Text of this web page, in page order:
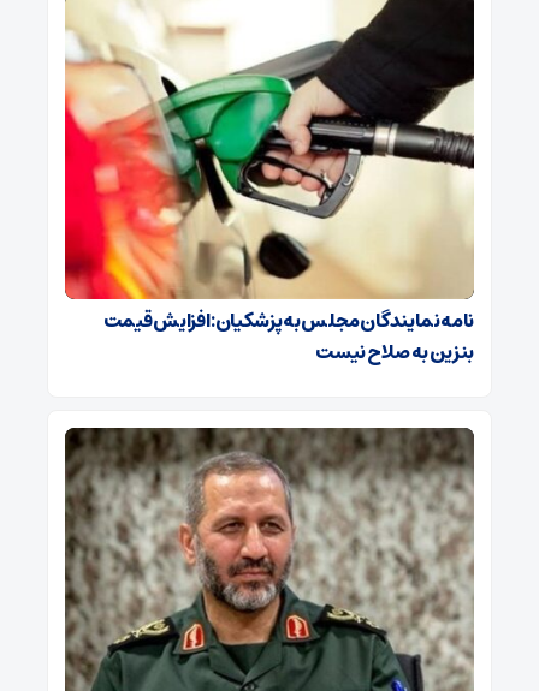
نامه نمایندگان مجلس به پزشکیان: افزایش قیمت
بنزین به صلاح نیست